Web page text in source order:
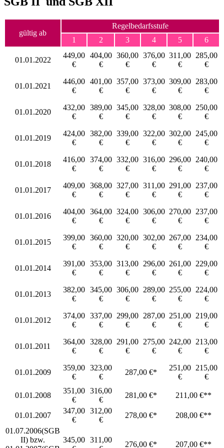
gültig ab
Regelbedarfsstufe
1
2 3 4 5 6
01.01.2022
449,00
€
404,00
€
360,00
€
376,00
€
311,00
€
285,00
€
01.01.2021
446,00
€
401,00
€
357,00
€
373,00
€
309,00
€
283,00
€
01.01.2020
432,00
€
389,00
€
345,00
€
328,00
€
308,00
€
250,00
€
01.01.2019
424,00
€
382,00
€
339,00
€
322,00
€
302,00
€
245,00
€
01.01.2018
416,00
€
374,00
€
332,00
€
316,00
€
296,00
€
240,00
€
01.01.2017
409,00
€
368,00
€
327,00
€
311,00
€
291,00
€
237,00
€
01.01.2016
404,00
€
364,00
€
324,00
€
306,00
€
270,00
€
237,00
€
01.01.2015
399,00
€
360,00
€
320,00
€
302,00
€
267,00
€
234,00
€
01.01.2014
391,00
€
353,00
€
313,00
€
296,00
€
261,00
€
229,00
€
01.01.2013
382,00
€
345,00
€
306,00
€
289,00
€
255,00
€
224,00
€
01.01.2012
374,00
€
337,00
€
299,00
€
287,00
€
251,00
€
219,00
€
01.01.2011
364,00
€
328,00
€
291,00
€
275,00
€
242,00
€
213,00
€
01.01.2009
359,00
€
323,00
€
287,00 €*
251,00
€
215,00
€
01.01.2008
351,00
€
316,00
€
281,00 €* 211,00 €**
01.01.2007
347,00
€
312,00
€
278,00 €*
208,00 €**
01.07.2006(SGB
II) bzw.
345,00 311,00
276,00 €* 207,00 €**